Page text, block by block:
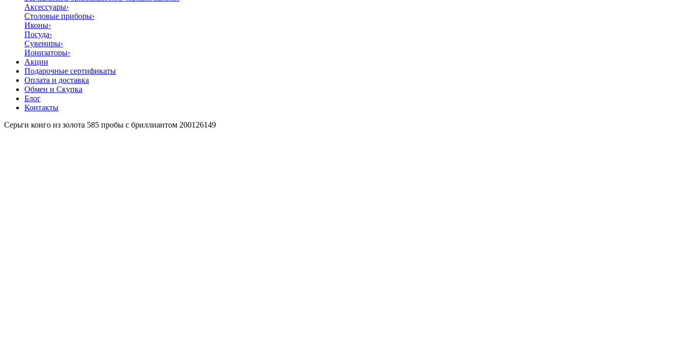
Аксессуары›
Столовые приборы›
Иконы›
Посуда›
Сувениры›
Ионизаторы›
Акции
Подарочные сертификаты
Оплата и доставка
Обмен и Скупка
Блог
Контакты
Серьги конго из золота 585 пробы с бриллиантом 200126149